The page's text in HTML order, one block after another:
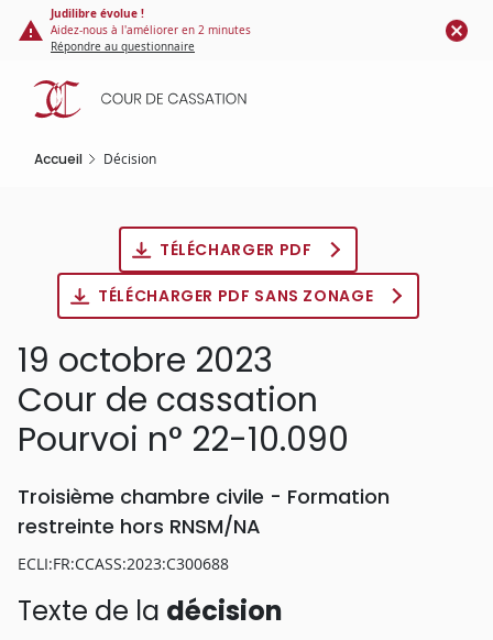
Panneau de gestion des cookies
contenu
principal
Judilibre évolue !
Aidez-nous à l'améliorer en 2 minutes
Répondre au questionnaire
Accueil Décision
TÉLÉCHARGER PDF
TÉLÉCHARGER PDF SANS ZONAGE
19 octobre 2023
Cour de cassation
Pourvoi n° 22-10.090
Troisième chambre civile - Formation
restreinte hors RNSM/NA
ECLI:FR:CCASS:2023:C300688
Texte de la décision